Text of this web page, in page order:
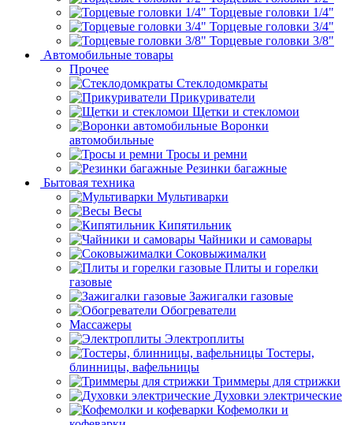
Торцевые головки 1/4"
Торцевые головки 3/4"
Торцевые головки 3/8"
Автомобильные товары
Прочее
Стеклодомкраты
Прикуриватели
Щетки и стекломои
Воронки
автомобильные
Тросы и ремни
Резинки багажные
Бытовая техника
Мультиварки
Весы
Кипятильник
Чайники и самовары
Соковыжималки
Плиты и горелки
газовые
Зажигалки газовые
Обогреватели
Массажеры
Электроплиты
Тостеры,
блинницы, вафельницы
Триммеры для стрижки
Духовки электрические
Кофемолки и